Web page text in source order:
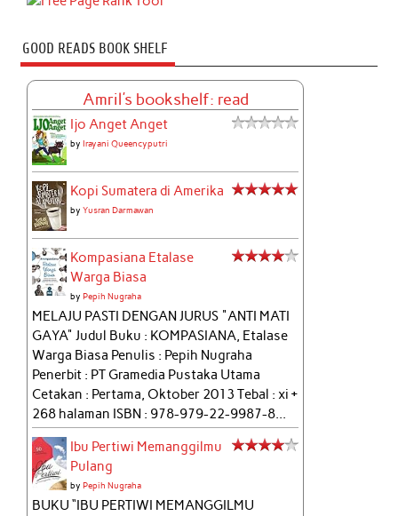
GOOD READS BOOK SHELF
Amril's bookshelf: read
Ijo Anget Anget
byIrayani Queencyputri
Kopi Sumatera di Amerika
byYusran Darmawan
Kompasiana Etalase
Warga Biasa
byPepih Nugraha
MELAJU PASTI DENGAN JURUS "ANTI MATI
GAYA" Judul Buku : KOMPASIANA, Etalase
Warga Biasa Penulis : Pepih Nugraha
Penerbit : PT Gramedia Pustaka Utama
Cetakan : Pertama, Oktober 2013 Tebal : xi +
268 halaman ISBN : 978-979-22-9987-8...
Ibu Pertiwi Memanggilmu
Pulang
byPepih Nugraha
BUKU “IBU PERTIWI MEMANGGILMU